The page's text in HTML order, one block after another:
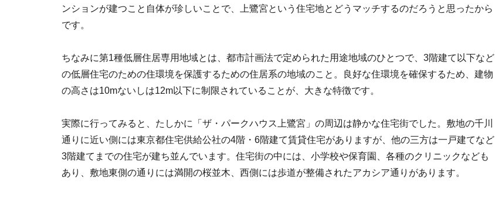
ンションが建つこと自体が珍しいことで、上鷺宮という住宅地とどうマッチするのだろうと思ったから
です。
ちなみに第1種低層住居専用地域とは、都市計画法で定められた用途地域のひとつで、3階建て以下など
の低層住宅のための住環境を保護するための住居系の地域のこと。良好な住環境を確保するため、建物
の高さは10mないしは12m以下に制限されていることが、大きな特徴です。
実際に行ってみると、たしかに「ザ・パークハウス上鷺宮」の周辺は静かな住宅街でした。敷地の千川
通りに近い側には東京都住宅供給公社の4階・6階建て賃貸住宅がありますが、他の三方は一戸建てなど
3階建てまでの住宅が建ち並んでいます。住宅街の中には、小学校や保育園、各種のクリニックなども
あり、敷地東側の通りには満開の桜並木、西側には歩道が整備されたアカシア通りがあります。